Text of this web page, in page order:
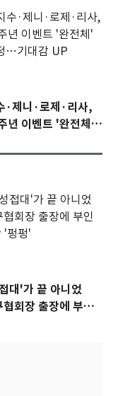
·제니·로제·리사,
년 이벤트 '완전체'
대'가 끝 아니었
회장 출장에 부인